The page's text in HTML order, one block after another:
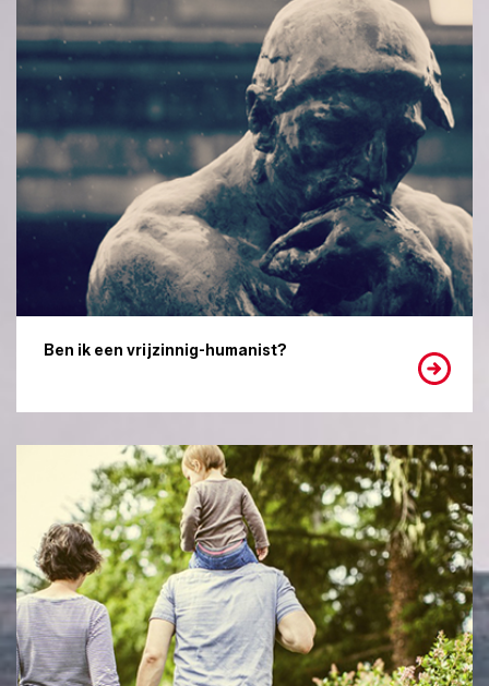
Ben ik een vrijzinnig-humanist?